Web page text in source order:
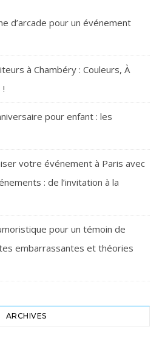
d’arcade pour un événement
à Chambéry : Couleurs, À
pour enfant : les
votre événement à Paris avec
: de l’invitation à la
pour un témoin de
embarrassantes et théories
ARCHIVES